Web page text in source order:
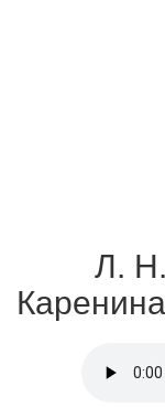
Л.